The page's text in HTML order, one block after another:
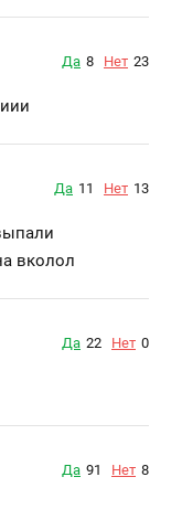
Да 8 Нет 23
Да 11 Нет 13
вколол
Да 22 Нет 0
Да 91 Нет 8